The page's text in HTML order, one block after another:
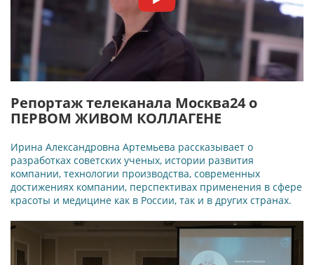
Репортаж телеканала Москва24 о
ПЕРВОМ ЖИВОМ КОЛЛАГЕНЕ
Ирина Александровна Артемьева рассказывает о
разработках советских ученых, истории развития
компании, технологии производства, современных
достижениях компании, перспективах применения в сфере
красоты и медицине как в России, так и в других странах.